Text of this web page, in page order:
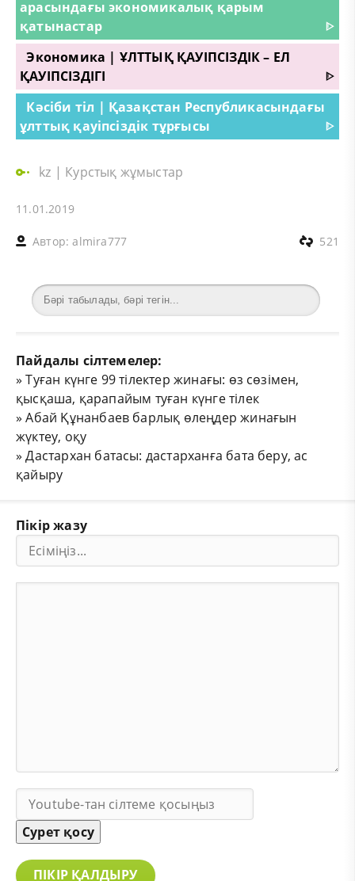
арасындағы экономикалық қарым
қатынастар
ᐈ
Экономика | ҰЛТТЫҚ ҚАУІПСІЗДІК – ЕЛ
ҚАУІПСІЗДІГІ
ᐈ
Кәсіби тіл | Қазақстан Республикасындағы
ұлттық қауіпсіздік тұрғысы
ᐈ
kz | Курстық жұмыстар
11.01.2019
Автор:almira777 521
Пайдалы сілтемелер:
»Туған күнге 99 тілектер жинағы: өз сөзімен,
қысқаша, қарапайым туған күнге тілек
»Абай Құнанбаев барлық өлеңдер жинағын
жүктеу, оқу
»Дастархан батасы: дастарханға бата беру, ас
қайыру
Пікір жазу
Сурет қосу
ПІКІР ҚАЛДЫРУ